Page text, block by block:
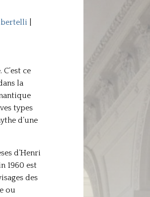
ce
la
types
d’une
d’Henri
1960 est
des
ou